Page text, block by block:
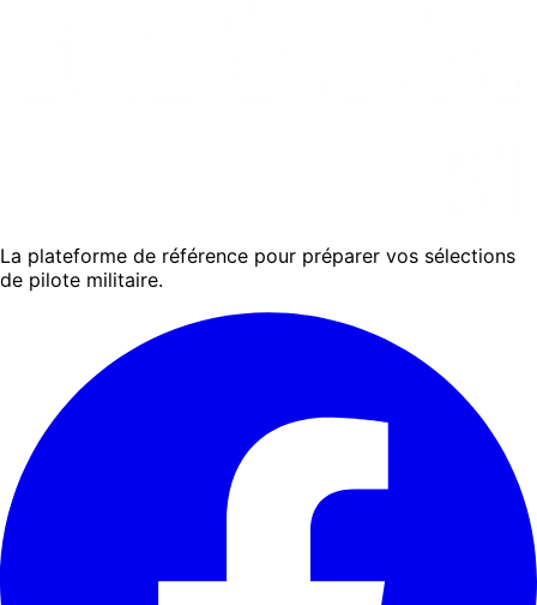
La plateforme de référence pour préparer vos sélections
de pilote militaire.